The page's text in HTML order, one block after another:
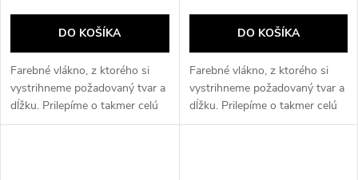
DO KOŠÍKA
Farebné vlákno, z ktorého si
vystrihneme požadovaný tvar a
dĺžku. Prilepíme o takmer celú
plochu prirodzeného nechta.
DO KOŠÍKA
Farebné vlákno, z ktorého si
vystrihneme požadovaný tvar a
dĺžku. Prilepíme o takmer celú
plochu prirodzeného nechta.